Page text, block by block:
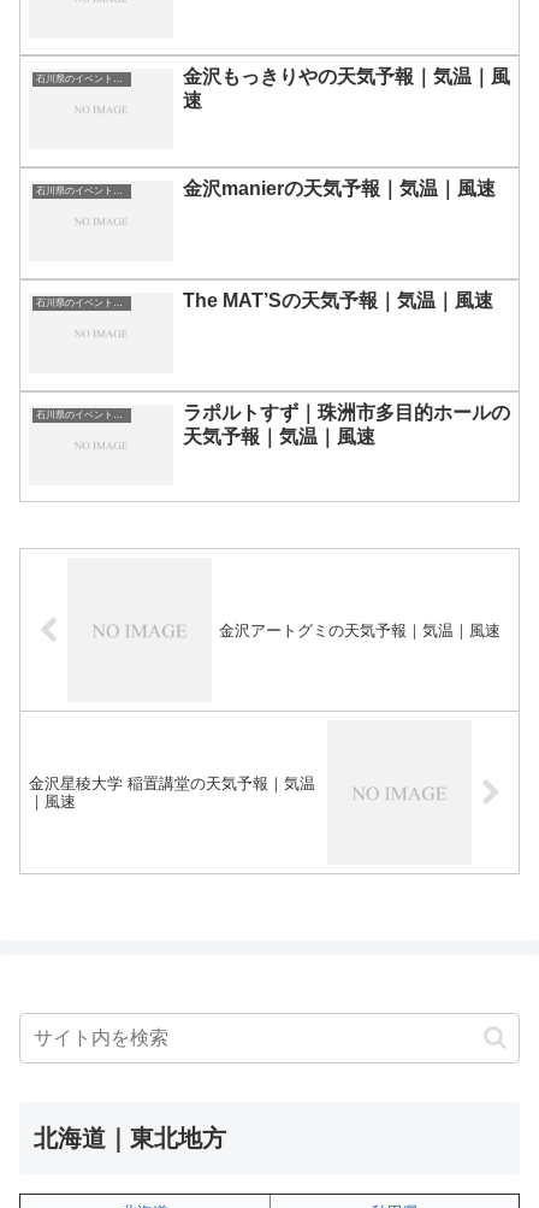
石川県のイベント会場一覧
金沢もっきりやの天気予報｜気温｜風
速
金沢manierの天気予報｜気温｜風速
The MAT’Sの天気予報｜気温｜風速
ラポルトすず｜珠洲市多目的ホールの
天気予報｜気温｜風速
金沢アートグミの天気予報｜気温｜風速
金沢星稜大学 稲置講堂の天気予報｜気温
｜風速
北海道｜東北地方